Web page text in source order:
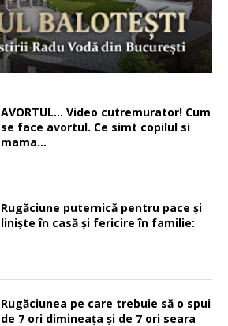
AVORTUL… Video cutremurator! Cum
se face avortul. Ce simt copilul si
mama…
Rugăciune puternică pentru pace şi
linişte în casă şi fericire în familie:
Rugăciunea pe care trebuie să o spui
de 7 ori dimineața și de 7 ori seara